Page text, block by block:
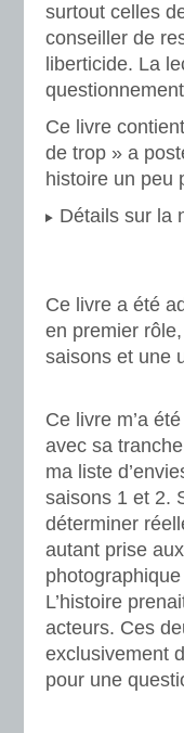
surtout celles
conseiller de
liberticide. La
Ce livre
de trop » a
histoire un peu
Détails sur la
Ce livre a été
en premier
saisons et une
Ce livre m’a
avec sa
ma liste
saisons 1 et 2.
déterminer
autant prise
L’histoire
acteurs. Ces
exclusivement
pour une